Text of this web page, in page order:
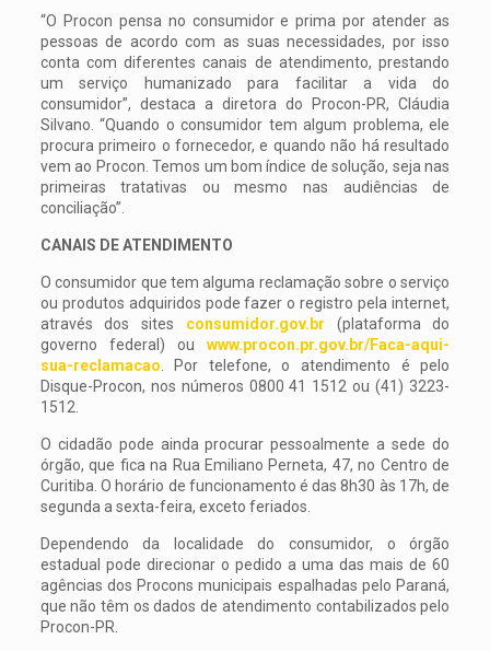
“O Procon pensa no consumidor e prima por atender as
pessoas de acordo com as suas necessidades, por isso
conta com diferentes canais de atendimento, prestando
um serviço humanizado para facilitar a vida do
consumidor”, destaca a diretora do Procon-PR, Cláudia
Silvano. “Quando o consumidor tem algum problema, ele
procura primeiro o fornecedor, e quando não há resultado
vem ao Procon. Temos um bom índice de solução, seja nas
primeiras tratativas ou mesmo nas audiências de
conciliação”.
CANAIS DE ATENDIMENTO
O consumidor que tem alguma reclamação sobre o serviço
ou produtos adquiridos pode fazer o registro pela internet,
através dos sites consumidor.gov.br (plataforma do
governo federal) ouwww.procon.pr.gov.br/Faca-aqui-
sua-reclamacao . Por telefone, o atendimento é pelo
Disque-Procon, nos números 0800 41 1512 ou (41) 3223-
1512.
O cidadão pode ainda procurar pessoalmente a sede do
órgão, que fica na Rua Emiliano Perneta, 47, no Centro de
Curitiba. O horário de funcionamento é das 8h30 às 17h, de
segunda a sexta-feira, exceto feriados.
Dependendo da localidade do consumidor, o órgão
estadual pode direcionar o pedido a uma das mais de 60
agências dos Procons municipais espalhadas pelo Paraná,
que não têm os dados de atendimento contabilizados pelo
Procon-PR.